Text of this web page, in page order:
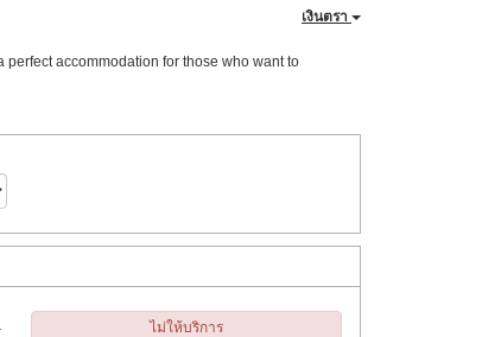
เงินตรา
accommodation for those who want to
ไม่ให้บริการ